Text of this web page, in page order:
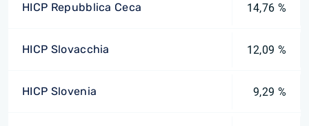
HICP Repubblica Ceca 14,76 %
HICP Slovacchia 12,09 %
HICP Slovenia 9,29 %